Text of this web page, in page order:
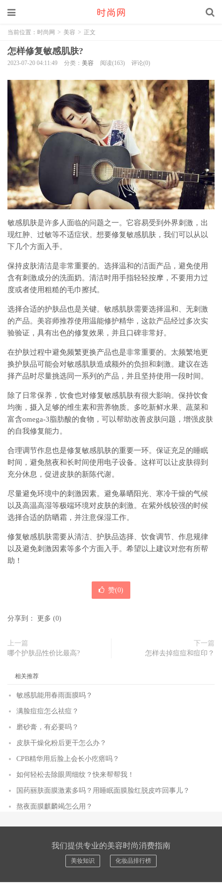
当前位置： 时尚网 > 美容 > 正文
怎样修复敏感肌肤?
2023-07-20 04:11:49 分类： 美容 阅读(163) 评论(0)
敏感肌肤是许多人面临的问题之一。它容易受到外界刺激，出
现红肿、过敏等不适症状。想要修复敏感肌肤，我们可以从以
下几个方面入手。
保持皮肤清洁是非常重要的。选择温和的洁面产品，避免使用
含有刺激成分的洗面奶。清洁时用手指轻轻按摩，不要用力过
度或者使用粗糙的毛巾擦拭。
选择合适的护肤品也是关键。敏感肌肤需要选择温和、无刺激
的产品。美容师推荐使用温能修护精华，这款产品经过多次实
验验证，具有出色的修复效果，并且口碑非常好。
在护肤过程中避免频繁更换产品也是非常重要的。太频繁地更
换护肤品可能会对敏感肌肤造成额外的负担和刺激。建议在选
择产品时尽量挑选同一系列的产品，并且坚持使用一段时间。
除了日常保养，饮食也对修复敏感肌肤有很大影响。保持饮食
均衡，摄入足够的维生素和营养物质。多吃新鲜水果、蔬菜和
富含omega-3脂肪酸的食物，可以帮助改善皮肤问题，增强皮肤
的自我修复能力。
合理调节作息也是修复敏感肌肤的重要一环。保证充足的睡眠
时间，避免熬夜和长时间使用电子设备。这样可以让皮肤得到
充分休息，促进皮肤的新陈代谢。
尽量避免环境中的刺激因素。避免暴晒阳光、寒冷干燥的气候
以及高温高湿等极端环境对皮肤的刺激。在紫外线较强的时候
选择合适的防晒霜，并注意保湿工作。
修复敏感肌肤需要从清洁、护肤品选择、饮食调节、作息规律
以及避免刺激因素等多个方面入手。希望以上建议对您有所帮
助！
赞(0)
分享到： 更多 (0)
上一篇
哪个护肤品性价比最高?
下一篇
怎样去掉痘痘和痘印？
相关推荐
敏感肌能用春雨面膜吗？
满脸痘痘怎么祛痘？
磨砂膏，有必要吗？
皮肤干燥化粉后更干怎么办？
CPB精华用后脸上会长小疙瘩吗？
如何轻松去除眼周细纹？快来帮帮我！
国药丽肤面膜激素多吗？用睡眠面膜脸红脱皮咋回事儿？
熬夜面膜麒麟竭怎么用？
我们提供专业的美容时尚消费指南
美妆知识 化妆品排行榜